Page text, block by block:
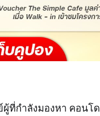
ที่กำลังมองหา คอนโ